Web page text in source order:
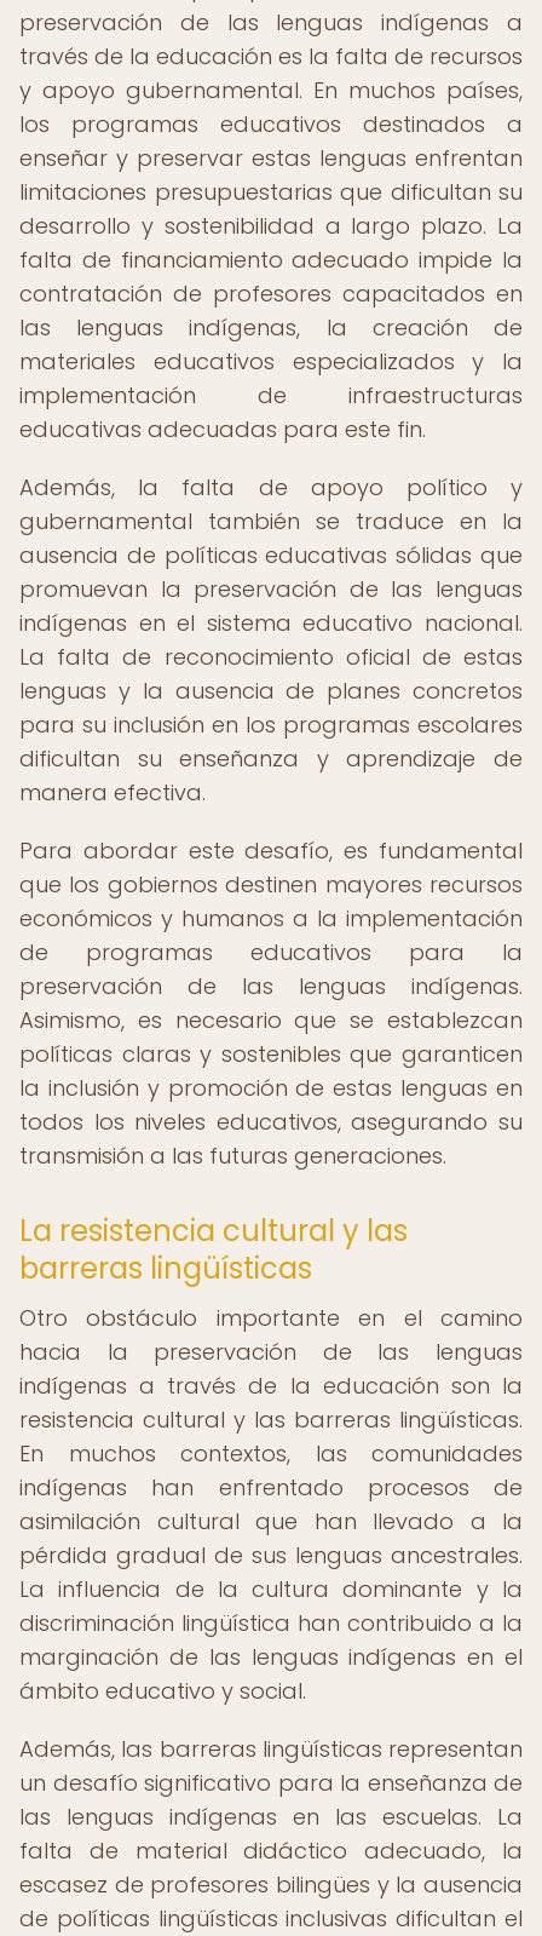
preservación de las lenguas indígenas a
través de la educación es la falta de recursos
y apoyo gubernamental. En muchos países,
los programas educativos destinados a
enseñar y preservar estas lenguas enfrentan
limitaciones presupuestarias que dificultan su
desarrollo y sostenibilidad a largo plazo. La
falta de financiamiento adecuado impide la
contratación de profesores capacitados en
las lenguas indígenas, la creación de
materiales educativos especializados y la
implementación de infraestructuras
educativas adecuadas para este fin.
Además, la falta de apoyo político y
gubernamental también se traduce en la
ausencia de políticas educativas sólidas que
promuevan la preservación de las lenguas
indígenas en el sistema educativo nacional.
La falta de reconocimiento oficial de estas
lenguas y la ausencia de planes concretos
para su inclusión en los programas escolares
dificultan su enseñanza y aprendizaje de
manera efectiva.
Para abordar este desafío, es fundamental
que los gobiernos destinen mayores recursos
económicos y humanos a la implementación
de programas educativos para la
preservación de las lenguas indígenas.
Asimismo, es necesario que se establezcan
políticas claras y sostenibles que garanticen
la inclusión y promoción de estas lenguas en
todos los niveles educativos, asegurando su
transmisión a las futuras generaciones.
La resistencia cultural y las
barreras lingüísticas
Otro obstáculo importante en el camino
hacia la preservación de las lenguas
indígenas a través de la educación son la
resistencia cultural y las barreras lingüísticas.
En muchos contextos, las comunidades
indígenas han enfrentado procesos de
asimilación cultural que han llevado a la
pérdida gradual de sus lenguas ancestrales.
La influencia de la cultura dominante y la
discriminación lingüística han contribuido a la
marginación de las lenguas indígenas en el
ámbito educativo y social.
Además, las barreras lingüísticas representan
un desafío significativo para la enseñanza de
las lenguas indígenas en las escuelas. La
falta de material didáctico adecuado, la
escasez de profesores bilingües y la ausencia
de políticas lingüísticas inclusivas dificultan el